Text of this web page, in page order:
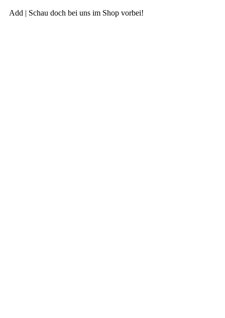
Add | Schau doch bei uns im Shop vorbei!